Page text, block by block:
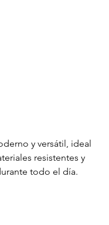
y versátil, ideal
resistentes y
todo el día.